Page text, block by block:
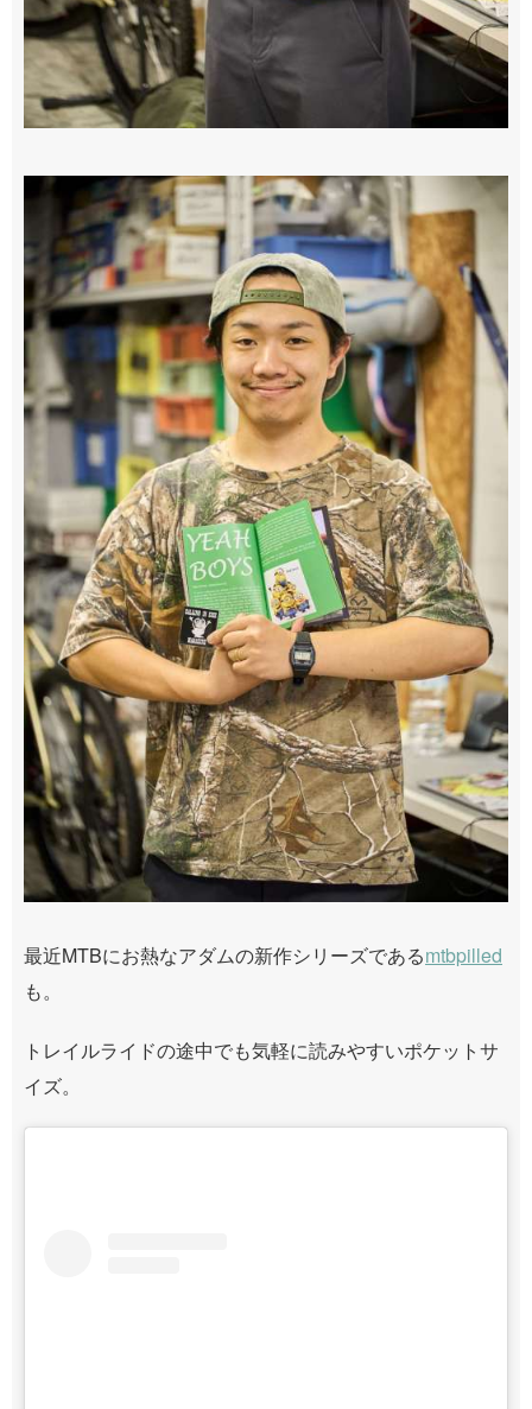
最近MTBにお熱なアダムの新作シリーズであるmtbpilled
も。
トレイルライドの途中でも気軽に読みやすいポケットサ
イズ。